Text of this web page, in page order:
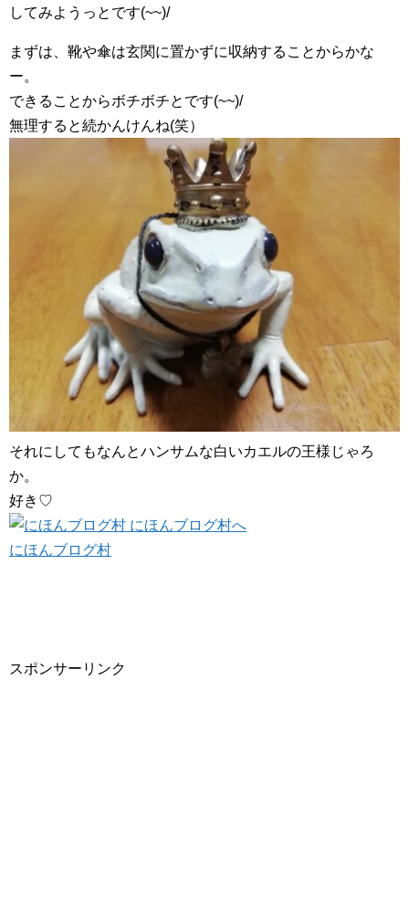
してみようっとです(~~)/
まずは、靴や傘は玄関に置かずに収納することからかな
ー。
できることからボチボチとです(~~)/
無理すると続かんけんね(笑）
それにしてもなんとハンサムな白いカエルの王様じゃろ
か。
好き♡
にほんブログ村
スポンサーリンク